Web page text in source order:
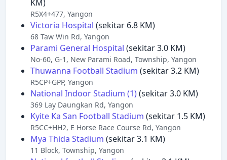
KM)
R5X4+477, Yangon
Victoria Hospital (sekitar 6.8 KM)
68 Taw Win Rd, Yangon
Parami General Hospital (sekitar 3.0 KM)
No-60, G-1, New Parami Road, Township, Yangon
Thuwanna Football Stadium (sekitar 3.2 KM)
R5CP+GPP, Yangon
National Indoor Stadium (1)(sekitar 3.0 KM)
369 Lay Daungkan Rd, Yangon
Kyite Ka San Football Stadium (sekitar 1.5 KM)
R5CC+HH2, E Horse Race Course Rd, Yangon
Mya Thida Stadium (sekitar 3.1 KM)
11 Block, Township, Yangon